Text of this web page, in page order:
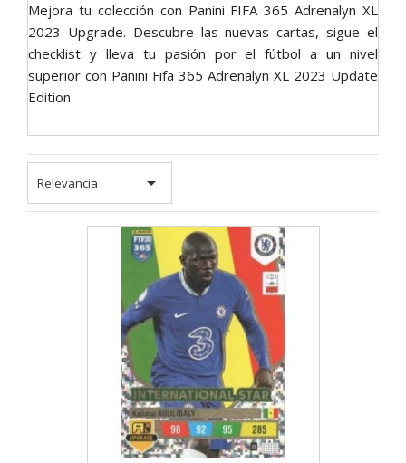
Mejora tu colección con Panini FIFA 365 Adrenalyn XL
2023 Upgrade. Descubre las nuevas cartas, sigue el
checklist y lleva tu pasión por el fútbol a un nivel
superior con Panini Fifa 365 Adrenalyn XL 2023 Update
Edition.
Relevancia 